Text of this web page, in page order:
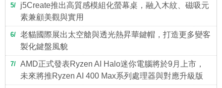
5
j5Create推出高質感模組化螢幕桌，融入木紋、磁吸元
素兼顧美觀與實用
6
老貓國際展出太空艙與透光熱昇華鍵帽，打造更多變客
製化鍵盤風貌
7
AMD正式發表Ryzen AI Halo迷你電腦將於9月上市，
未來將推Ryzen AI 400 Max系列處理器與對應升級版